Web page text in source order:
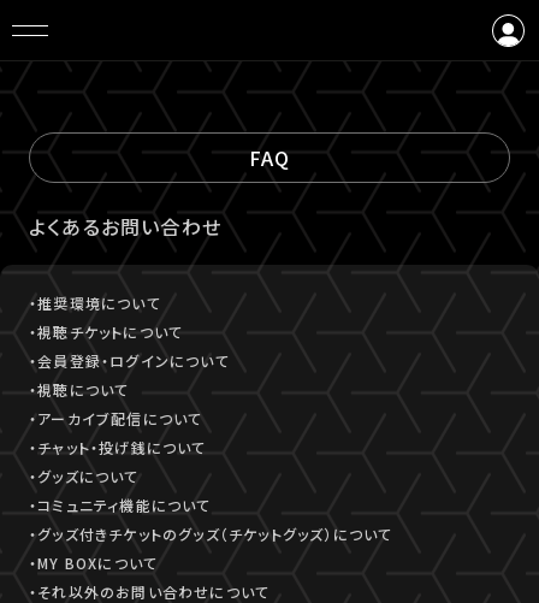
会員登録
FAQ
よくあるお問い合わせ
・推奨環境について
・視聴チケットについて
・会員登録・ログインについて
・視聴について
・アーカイブ配信について
・チャット・投げ銭について
・グッズについて
・コミュニティ機能について
・グッズ付きチケットのグッズ（チケットグッズ）について
・MY BOXについて
・それ以外のお問い合わせについて